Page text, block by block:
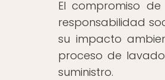
El compromiso
responsabilidad
su impacto
proceso de
suministro.